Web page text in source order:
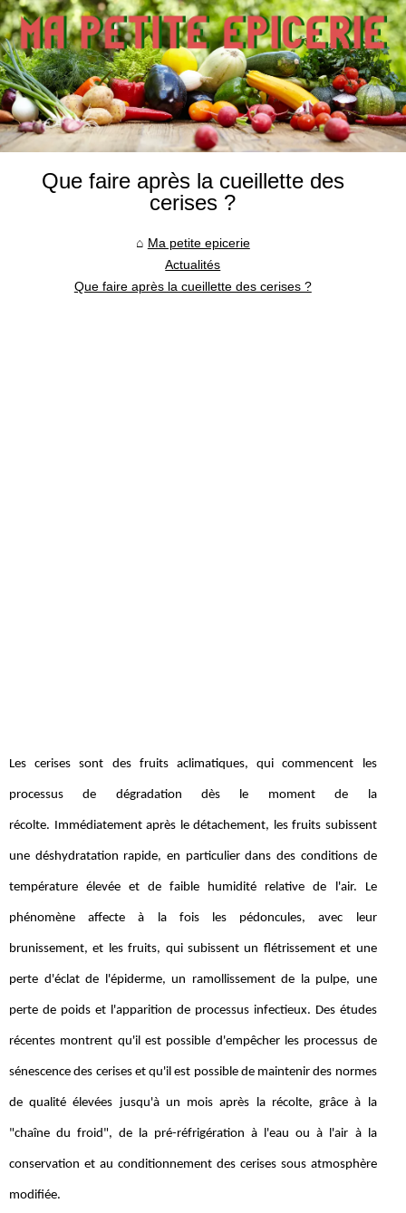
Que faire après la cueillette des
cerises ?
Ma petite epicerie
Actualités
Que faire après la cueillette des cerises ?
Les cerises sont des fruits aclimatiques, qui commencent les
processus de dégradation dès le moment de la
récolte. Immédiatement après le détachement, les fruits subissent
une déshydratation rapide, en particulier dans des conditions de
température élevée et de faible humidité relative de l'air. Le
phénomène affecte à la fois les pédoncules, avec leur
brunissement, et les fruits, qui subissent un flétrissement et une
perte d'éclat de l'épiderme, un ramollissement de la pulpe, une
perte de poids et l'apparition de processus infectieux. Des études
récentes montrent qu'il est possible d'empêcher les processus de
sénescence des cerises et qu'il est possible de maintenir des normes
de qualité élevées jusqu'à un mois après la récolte, grâce à la
"chaîne du froid", de la pré-réfrigération à l'eau ou à l'air à la
conservation et au conditionnement des cerises sous atmosphère
modifiée.